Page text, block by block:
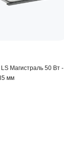
Магистраль 50 Вт -
мм